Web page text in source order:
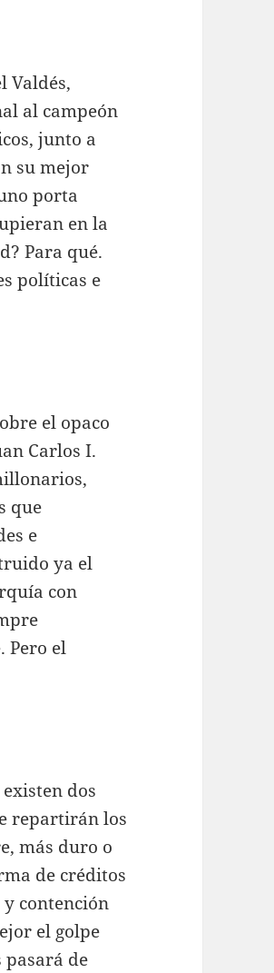
Valdés,
al campeón
junto a
su mejor
porta
en la
Para qué.
políticas e
el opaco
Carlos I.
que
e
ya el
con
Pero el
dos
repartirán los
más duro o
de créditos
y contención
el golpe
pasará de